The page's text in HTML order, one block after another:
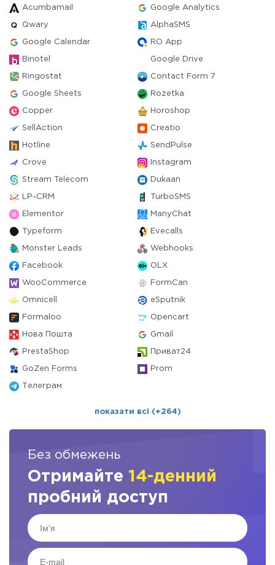
Acumbamail Google Analytics
Qwary AlphaSMS
Google Calendar RO App
Binotel Google Drive
Ringostat Contact Form 7
Google Sheets Rozetka
Copper Horoshop
SellAction Creatio
Hotline SendPulse
Crove Instagram
Stream Telecom Dukaan
LP-CRM TurboSMS
Elementor ManyChat
Typeform Evecalls
Monster Leads Webhooks
Facebook OLX
WooCommerce FormCan
Omnicell eSputnik
Formaloo Opencart
Нова Пошта Gmail
PrestaShop Приват24
GoZen Forms Prom
Телеграм
показати всі (+264)
Без обмежень
Отримайте 14-денний
пробний доступ